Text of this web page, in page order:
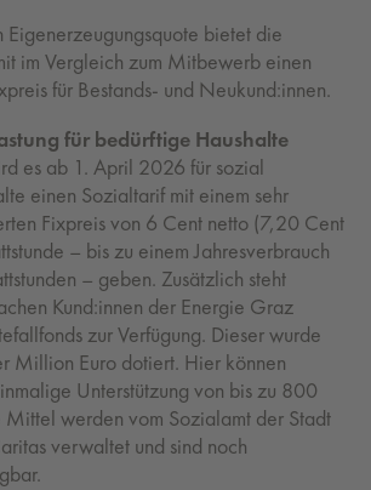
Eigenerzeugungsquote bietet die
im Vergleich zum Mitbewerb einen
für Bestands- und Neukund:innen.
für bedürftige Haushalte
es ab 1. April 2026 für sozial
einen Sozialtarif mit einem sehr
Fixpreis von 6 Cent netto (7,20 Cent
– bis zu einem Jahresverbrauch
– geben. Zusätzlich steht
Kund:innen der Energie Graz
zur Verfügung. Dieser wurde
Million Euro dotiert. Hier können
Unterstützung von bis zu 800
Mittel werden vom Sozialamt der Stadt
verwaltet und sind noch